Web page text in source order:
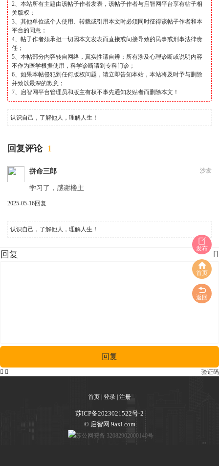
2、本站所有主题由该帖子作者发表，该帖子作者与启智网平台享有帖子相
关版权；
3、其他单位或个人使用、转载或引用本文时必须同时征得该帖子作者和本
平台的同意；
4、帖子作者须承担一切因本文发表而直接或间接导致的民事或刑事法律责
任；
5、本帖部分内容转自网络，真实性请自辨；所有涉及心理诊断或说明内容
不作为医学根据使用，科学诊断请到专科门诊；
6、如果本帖侵犯到任何版权问题，请立即告知本站，本站将及时予与删除
并致以最深的歉意；
7、启智网平台管理员和版主有权不事先通知发贴者而删除本文！
认识自己，了解他人，理解人生！
回复评论 1
沙发
拼命三郎
学习了，感谢楼主
2025-05-16回复
认识自己，了解他人，理解人生！
发布
首页
返回

回复
回复
验证码
 
首页 登录 注册
苏ICP备2023021522号-2
© 启智网 9axl.com
苏公网安备 32082902000140号